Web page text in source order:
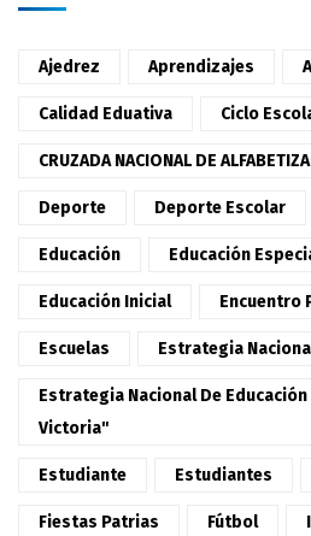
Ajedrez Aprendizajes
Calidad Eduativa Ciclo
CRUZADA NACIONAL DE
Deporte Deporte Escolar
Educación Educación
Educación Inicial Encuentro
Escuelas Estrategia
Estrategia Nacional De
Victoria"
Estudiante Estudiantes
Fiestas Patrias Fútbol